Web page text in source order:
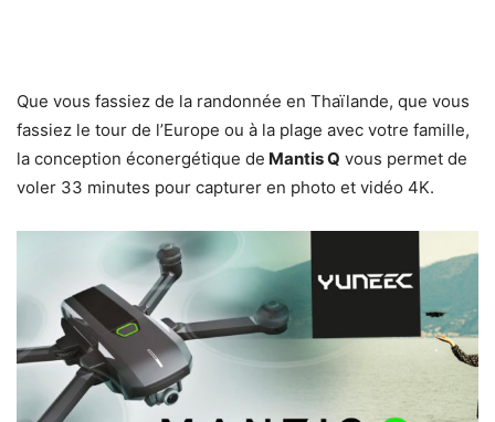
Que vous fassiez de la randonnée en Thaïlande, que vous
fassiez le tour de l’Europe ou à la plage avec votre famille,
la conception éconergétique de Mantis Q vous permet de
voler 33 minutes pour capturer en photo et vidéo 4K.